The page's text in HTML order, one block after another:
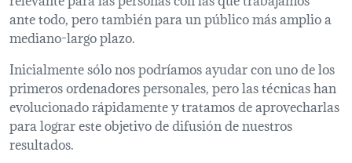
ante todo, pero también para un público más amplio a
mediano-largo plazo.
Inicialmente sólo nos podríamos ayudar con uno de los
primeros ordenadores personales, pero las técnicas han
evolucionado rápidamente y tratamos de aprovecharlas
para lograr este objetivo de difusión de nuestros
resultados.